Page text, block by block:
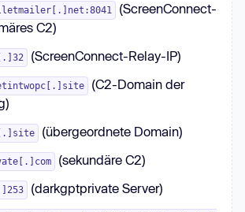
(ScreenConnect-
C2)
(ScreenConnect-Relay-IP)
(C2-Domain der
(übergeordnete Domain)
(sekundäre C2)
(darkgptprivate Server)